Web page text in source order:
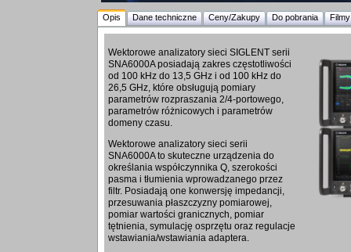
Opis Dane techniczne Ceny/Zakupy Do pobrania Filmy
Wektorowe analizatory sieci SIGLENT serii
SNA6000A posiadają zakres częstotliwości
od 100 kHz do 13,5 GHz i od 100 kHz do
26,5 GHz, które obsługują pomiary
parametrów rozpraszania 2/4-portowego,
parametrów różnicowych i parametrów
domeny czasu.
Wektorowe analizatory sieci serii
SNA6000A to skuteczne urządzenia do
określania współczynnika Q, szerokości
pasma i tłumienia wprowadzanego przez
filtr. Posiadają one konwersję impedancji,
przesuwania płaszczyzny pomiarowej,
pomiar wartości granicznych, pomiar
tętnienia, symulację osprzętu oraz regulacje
wstawiania/wstawiania adaptera.